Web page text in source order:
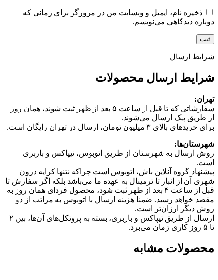
ذخیره نام، ایمیل و وبسایت من در مرورگر برای زمانی که
دوباره دیدگاهی می‌نویسم.
شرایط ارسال
شرایط ارسال محصولات
تهران:
سفارشاتی که تا قبل از ساعت ۵ بعد از ظهر ثبت شوند، همان روز
از طریق پیک ارسال می‌شوند.
برای خریدهای بالای ۳ میلیون تومان، ارسال در تهران رایگان است.
شهرستان‌ها:
روش ارسال به شهرستان از طریق اتوبوس، تیپاکس و باربری
است.
پیشنهاد گروه آنلاین باش، اتوبوس است چرا‌که نتنها کرایه درون
شهری آن از انبار تا ترمینال به عهده ما می‌باشد بلکه اگر سفارش تا
قبل از ساعت ۴ بعد از ظهر ثبت شود، محصول فردای همان روز به
مقصد خواهد رسید. ضمنا هزینه ارسال با اتوبوس به مراتب از دو
روش دیگر ارزان‌تر است.
ارسال از طریق تیپاکس و باربری، بسته به پروتکل‌های آن‌ها، بین ۲
تا ۵ روز کاری زمان می‌برد.
محصولات مشابه